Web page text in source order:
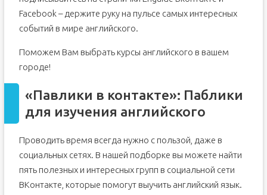
Facebook – держите руку на пульсе самых интересных
событий в мире английского.
Поможем Вам выбрать курсы английского в вашем
городе!
«Павлики в контакте»: Паблики
для изучения английского
Проводить время всегда нужно с пользой, даже в
социальных сетях. В нашей подборке вы можете найти
пять полезных и интересных групп в социальной сети
ВКонтакте, которые помогут выучить английский язык.